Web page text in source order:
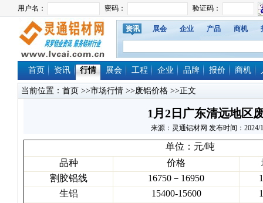
资讯 展会 企业 产品 商机
首页 资讯 行情 展会 工程 企业 品牌 报价 商机
当前位置： 首页 >>市场行情 >>废铝价格 >>正文
1月2日广东清远地区
来源：灵通铝材网 发布时间：2024/
单位：元/吨
品种
价格
割胶铝线
16750－16950
生铝
15400-15600